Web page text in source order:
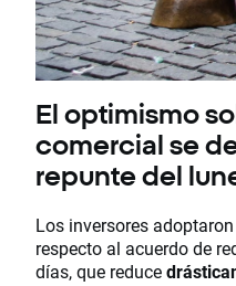
El optimismo
comercial se
repunte del
Los inversores
respecto al acuerdo de
días, que reduce